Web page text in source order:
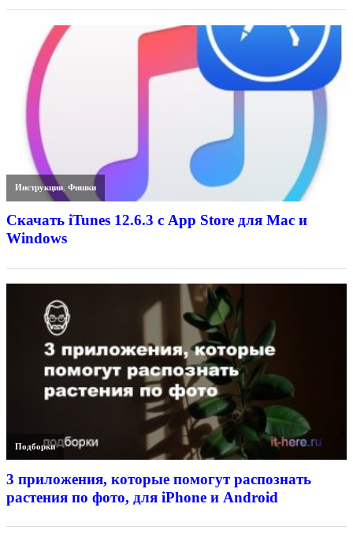
Инструкции,Фишки
Скачать iTunes 12.6.3 с App Store для Mac и
Windows
Подборки
3 приложения, которые помогут распознать
растения по фото, для iPhone и Android